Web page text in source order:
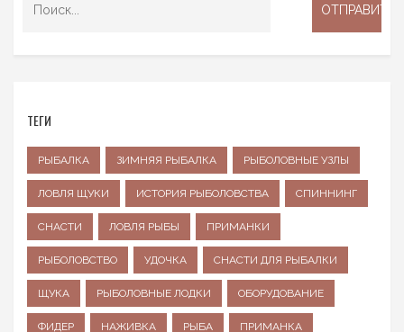
ТЕГИ
РЫБАЛКА ЗИМНЯЯ РЫБАЛКА РЫБОЛОВНЫЕ УЗЛЫ
ЛОВЛЯ ЩУКИ ИСТОРИЯ РЫБОЛОВСТВА СПИННИНГ
СНАСТИ ЛОВЛЯ РЫБЫ ПРИМАНКИ
РЫБОЛОВСТВО УДОЧКА СНАСТИ ДЛЯ РЫБАЛКИ
ЩУКА РЫБОЛОВНЫЕ ЛОДКИ ОБОРУДОВАНИЕ
ФИДЕР НАЖИВКА РЫБА ПРИМАНКА